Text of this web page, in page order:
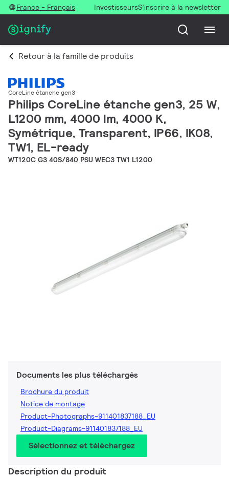
France - Français InvestisseursS’inscrire à la newsletter
Retour à la famille de produits
CoreLine étanche gen3
Philips CoreLine étanche gen3, 25 W,
L1200 mm, 4000 lm, 4000 K,
Symétrique, Transparent, IP66, IK08,
TW1, EL-ready
WT120C G3 40S/840 PSU WEC3 TW1 L1200
Documents les plus téléchargés
Brochure du produit
Notice de montage
Product-Photographs-911401837188_EU
Product-Diagrams-911401837188_EU
Sélectionnez et téléchargez
Description du produit